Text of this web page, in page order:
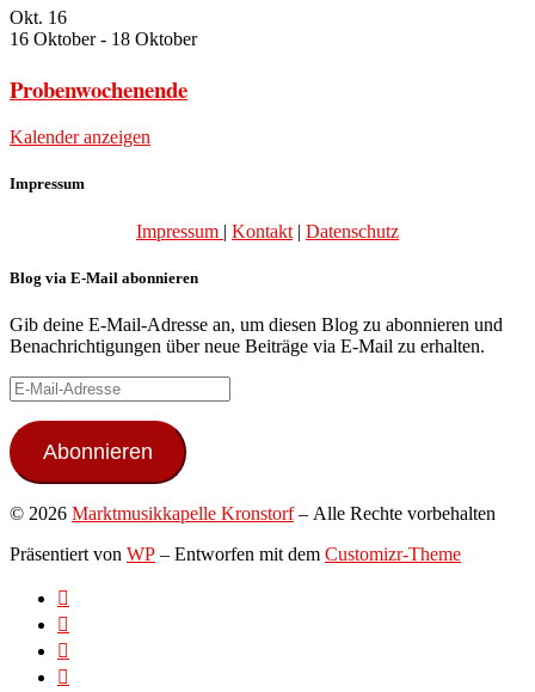
Okt. 16
16 Oktober- 18 Oktober
Probenwochenende
Kalender anzeigen
Impressum
Impressum | Kontakt | Datenschutz
Blog via E-Mail abonnieren
Gib deine E-Mail-Adresse an, um diesen Blog zu abonnieren und
Benachrichtigungen über neue Beiträge via E-Mail zu erhalten.
E-
Mail-
Adresse
Abonnieren
© 2026 Marktmusikkapelle Kronstorf– Alle Rechte vorbehalten
Präsentiert von WP – Entworfen mit dem Customizr-Theme